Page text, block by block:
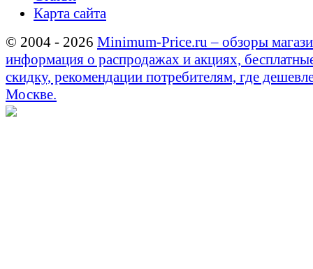
Карта сайта
© 2004 - 2026 Minimum-Price.ru – обзоры
информация о распродажах и акциях,
скидку, рекомендации потребителям, где
Москве.